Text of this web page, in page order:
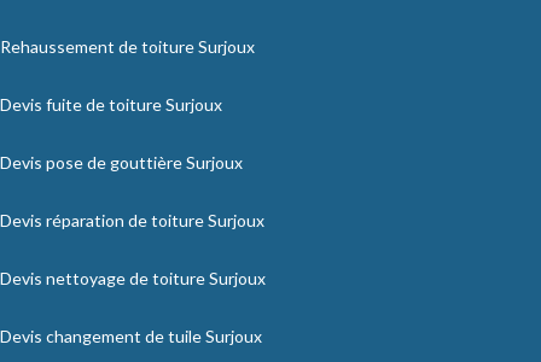
Rehaussement de toiture Surjoux
Devis fuite de toiture Surjoux
Devis pose de gouttière Surjoux
Devis réparation de toiture Surjoux
Devis nettoyage de toiture Surjoux
Devis changement de tuile Surjoux